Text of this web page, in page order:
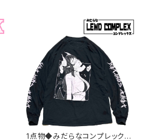
1点物◆みだらなコンプレックス